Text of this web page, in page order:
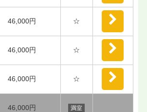
46,000円 ☆
46,000円 ☆
46,000円 ☆
46,000円 満室